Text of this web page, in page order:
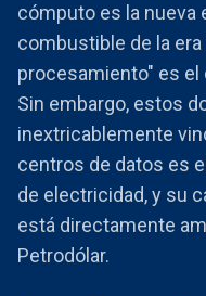
cómputo es la nueva
combustible de la
procesamiento" es el
Sin embargo, estos
inextricablemente
centros de datos es
de electricidad, y su
está directamente
Petrodólar.